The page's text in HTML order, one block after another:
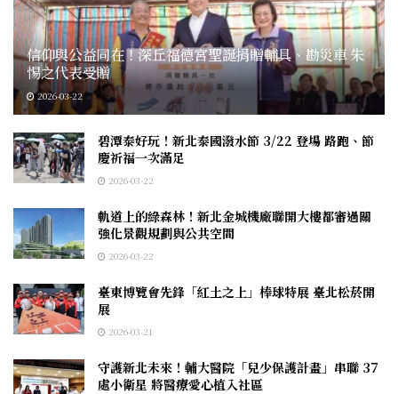
信仰與公益同在！深丘福德宮聖誕捐贈輔具、勘災車 朱
惕之代表受贈
2026-03-22
碧潭泰好玩！新北泰國潑水節 3/22 登場 路跑、節
慶祈福一次滿足
2026-03-22
軌道上的綠森林！新北金城機廠聯開大樓都審過關
強化景觀規劃與公共空間
2026-03-22
臺東博覽會先鋒「紅土之上」棒球特展 臺北松菸開
展
2026-03-21
守護新北未來！輔大醫院「兒少保護計畫」串聯 37
處小衛星 將醫療愛心植入社區